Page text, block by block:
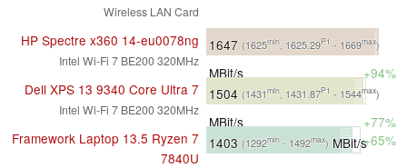
Wireless LAN Card
HP Spectre x360 14-eu0078ng
Intel Wi-Fi 7 BE200 320MHz
1647 (1625min, 1625.29P1 - 1669max)
MBit/s
+94%
Dell XPS 13 9340 Core Ultra 7
Intel Wi-Fi 7 BE200 320MHz
1504 (1431min, 1431.87P1 - 1544max)
MBit/s
+77%
Framework Laptop 13.5 Ryzen 7
7840U
1403 (1292min - 1492max) MBit/s+65%